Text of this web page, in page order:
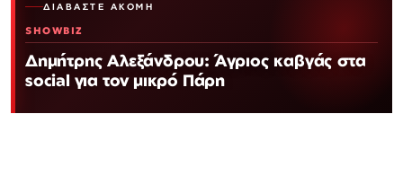
ΔΙΑΒΆΣΤΕ ΑΚΌΜΗ
SHOWBIZ
Δημήτρης Αλεξάνδρου: Άγριος καβγάς στα
social για τον μικρό Πάρη